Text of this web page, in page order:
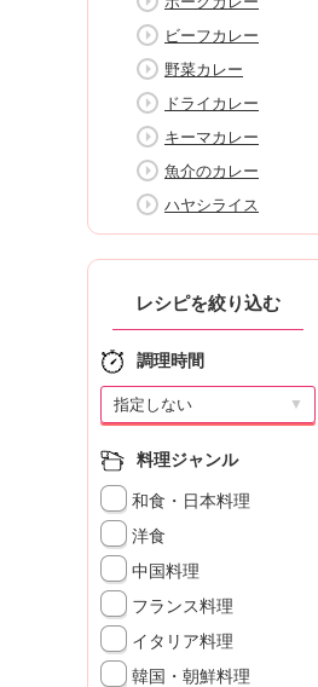
ビーフカレー
野菜カレー
ドライカレー
キーマカレー
魚介のカレー
ハヤシライス
レシピを絞り込む
調理時間
▼
料理ジャンル
和食・日本料理
洋食
中国料理
フランス料理
イタリア料理
韓国・朝鮮料理